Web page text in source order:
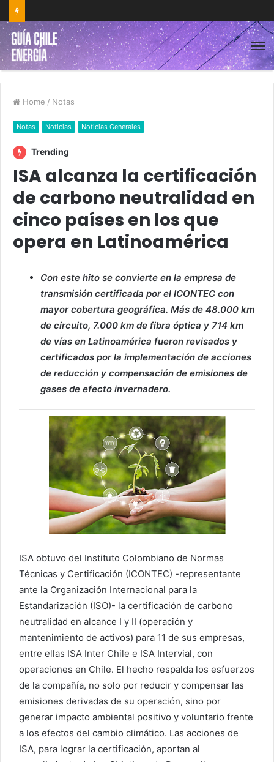
Home / Notas
Notas Noticias Noticias Generales
Trending
ISA alcanza la certificación
de carbono neutralidad en
cinco países en los que
opera en Latinoamérica
Con este hito se convierte en la empresa de
transmisión certificada por el ICONTEC con
mayor cobertura geográfica. Más de 48.000 km
de circuito, 7.000 km de fibra óptica y 714 km
de vías en Latinoamérica fueron revisados y
certificados por la implementación de acciones
de reducción y compensación de emisiones de
gases de efecto invernadero.
ISA obtuvo del Instituto Colombiano de Normas
Técnicas y Certificación (ICONTEC) -representante
ante la Organización Internacional para la
Estandarización (ISO)- la certificación de carbono
neutralidad en alcance I y II (operación y
mantenimiento de activos) para 11 de sus empresas,
entre ellas ISA Inter Chile e ISA Intervial, con
operaciones en Chile. El hecho respalda los esfuerzos
de la compañía, no solo por reducir y compensar las
emisiones derivadas de su operación, sino por
generar impacto ambiental positivo y voluntario frente
a los efectos del cambio climático. Las acciones de
ISA, para lograr la certificación, aportan al